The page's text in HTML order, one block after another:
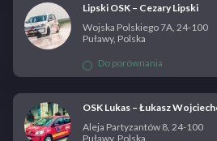
Lipski OSK – Cezary Lipski
Wojska Polskiego 7A, 24-100
Puławy, Polska
Do porównania
OSK Lukas – Łukasz
Aleja Partyzantów 8, 24-100
Puławy, Polska